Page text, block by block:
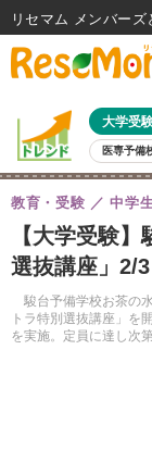
大学受
医専予備
親子で考える大学選び
共通テスト 夏休み
8月開催イベント・WS
自由研究教材（小学生向け
【大学受験
選抜講座」2/3
駿台予備学校お茶の
トラ特別選抜講座」を
を実施。定員に達し次
教育・受験 中学
リセマム メンバーズ